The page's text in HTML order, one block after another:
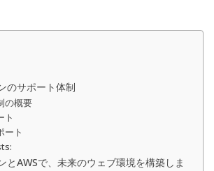
のサポート体制
の概要
ト
ート
とAWSで、未来のウェブ環境を構築しま